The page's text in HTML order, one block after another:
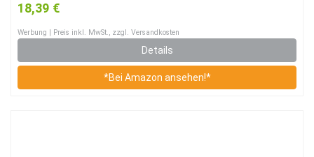
18,39 €
Werbung | Preis inkl. MwSt., zzgl. Versandkosten
Details
*Bei Amazon ansehen!*